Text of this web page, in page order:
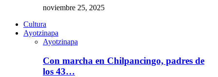
noviembre 25, 2025
Cultura
Ayotzinapa
Ayotzinapa
Con marcha en Chilpancingo, padres de
los 43…